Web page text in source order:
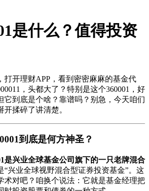
是什么？值得投资
打开理财APP，看到密密麻麻的基金代
，头都大了？特别是这个360001，好
它到底是个啥？靠谱吗？别急，今天咱们
揉碎了讲清楚。
到底是何方神圣？
是兴业全球基金公司旗下的一只老牌混合
“兴业全球视野混合型证券投资基金”。这
术对吧？咱换个说法：它就是基金经理把